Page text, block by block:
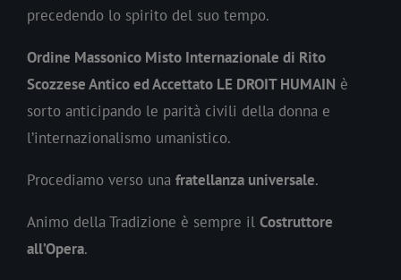
precedendo lo spirito del suo tempo.
Ordine Massonico Misto Internazionale di Rito
Scozzese Antico ed Accettato LE DROIT HUMAIN è
sorto anticipando le parità civili della donna e
l’internazionalismo umanistico.
Procediamo verso una fratellanza universale.
Animo della Tradizione è sempre il Costruttore
all’Opera.